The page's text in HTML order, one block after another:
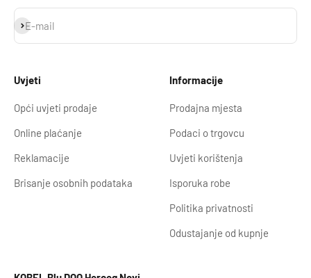
E-mail
Prijavi se
Uvjeti
Opći uvjeti prodaje
Online plaćanje
Reklamacije
Brisanje osobnih podataka
Informacije
Prodajna mjesta
Podaci o trgovcu
Uvjeti korištenja
Isporuka robe
Politika privatnosti
Odustajanje od kupnje